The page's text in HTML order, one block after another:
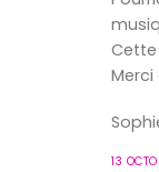
Cette
Merci
13